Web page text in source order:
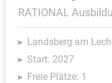
RATIONAL
Landsberg am Lech
Start: 2027
Freie Plätze: 1